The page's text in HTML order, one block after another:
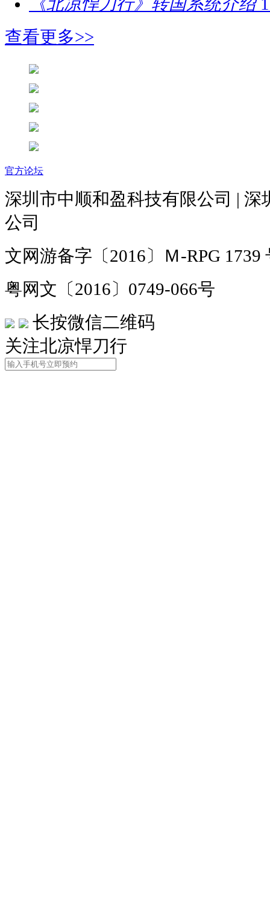
《北凉悍刀行》转国系统介绍
查看更多>>
官方论坛
深圳市中顺和盈科技有限公司 |
公司
文网游备字〔2016〕Ｍ-RPG 1739
粤网文〔2016〕0749-066号
长按微信二维码
关注北凉悍刀行